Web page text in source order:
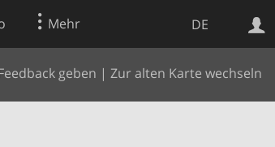
DE
Mehr
geben | Zur alten Karte wechseln
Websuche